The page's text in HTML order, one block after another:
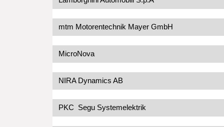
mtm Motorentechnik Mayer GmbH
MicroNova
NIRA Dynamics AB
PKC Segu Systemelektrik